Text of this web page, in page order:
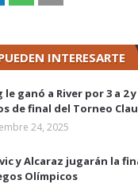
INTERESARTE
le ganó a River por 3 a 2
de final del Torneo
24, 2025
y Alcaraz jugarán la
Olímpicos